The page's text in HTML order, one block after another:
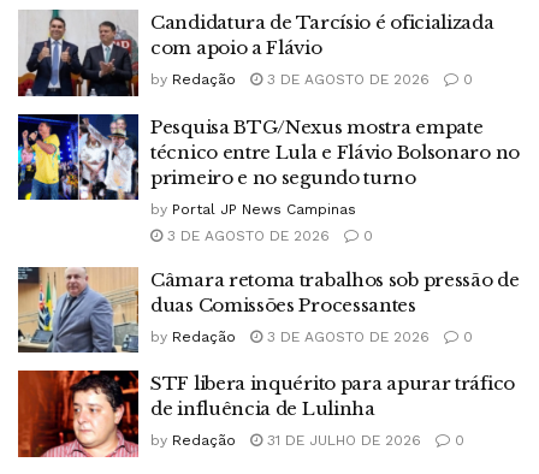
Candidatura de Tarcísio é oficializada
com apoio a Flávio
by Redação 3 DE AGOSTO DE 2026 0
Pesquisa BTG/Nexus mostra empate
técnico entre Lula e Flávio Bolsonaro no
primeiro e no segundo turno
by Portal JP News Campinas
3 DE AGOSTO DE 2026
0
Câmara retoma trabalhos sob pressão de
duas Comissões Processantes
by Redação 3 DE AGOSTO DE 2026 0
STF libera inquérito para apurar tráfico
de influência de Lulinha
by Redação 31 DE JULHO DE 2026 0